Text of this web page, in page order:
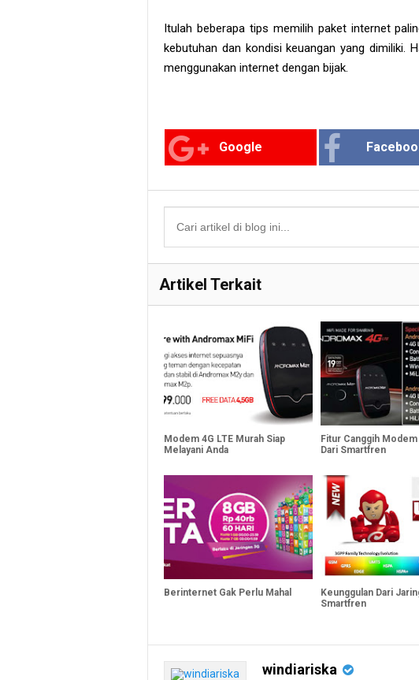
Itulah beberapa tips memilih paket internet
kebutuhan dan kondisi keuangan yang dimiliki.
menggunakan internet dengan bijak.
Google
Artikel Terkait
Modem 4G LTE Murah Siap
Melayani Anda
Fitur Canggih Modem
Dari Smartfren
Berinternet Gak Perlu Mahal
Keunggulan Dari
Smartfren
windiariska